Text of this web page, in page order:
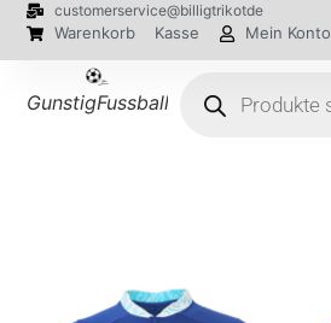
customerservice@billigtrikotde
Warenkorb Kasse Mein Konto
GunstigFussballTrikot